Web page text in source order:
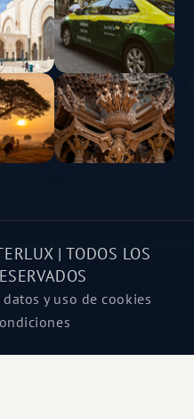
| TODOS LOS
y uso de cookies